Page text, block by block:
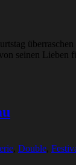
seinen
, Double,